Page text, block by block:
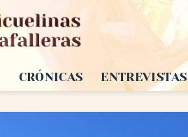
CRÓNICAS ENTREVISTAS